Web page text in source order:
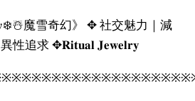
魔雪奇幻》 ✥ 社交魅力｜減
性追求 ✥𝐑𝐢𝐭𝐮𝐚𝐥 𝐉𝐞𝐰𝐞𝐥𝐫𝐲